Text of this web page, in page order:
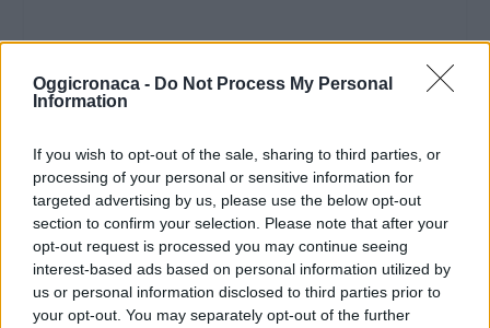
Oggicronaca - Do Not Process My Personal
Information
If you wish to opt-out of the sale, sharing to third parties, or
processing of your personal or sensitive information for
targeted advertising by us, please use the below opt-out
section to confirm your selection. Please note that after your
opt-out request is processed you may continue seeing
interest-based ads based on personal information utilized by
us or personal information disclosed to third parties prior to
your opt-out. You may separately opt-out of the further